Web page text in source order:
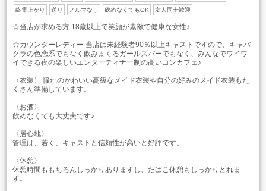
終電上がり 送り ノルマなし 飲めなくてもOK 友人同士歓迎
☆当店が求める方 18歳以上で笑顔が素敵で健康な女性♪
☆カウンターレディー 当店は未経験者90％以上キャストですので、キャバ
クラの色恋系でもなく飲みまくるガールズバーでもなく、みんなでワイワ
イできる夜の楽しいエンターティナー制の高いコンカフェ♪
〈衣装〉 憧れのかわいい高級なメイド衣装や自分の好みのメイド衣装もた
くさん準備しています。
〈お酒〉
飲めなくても大丈夫です♪
〈居心地〉
管理は、若く、キャストと信頼性が高いと好評です。
〈休憩〉
休憩時間ももちろんしっかりありますし、たばこ休憩もしっかりとれま
す。